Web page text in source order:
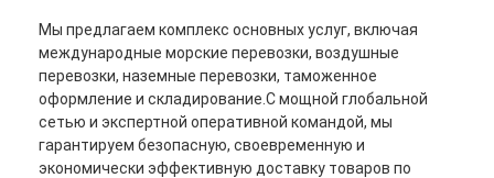
Мы предлагаем комплекс основных услуг, включая
международные морские перевозки, воздушные
перевозки, наземные перевозки, таможенное
оформление и складирование.С мощной глобальной
сетью и экспертной оперативной командой, мы
гарантируем безопасную, своевременную и
экономически эффективную доставку товаров по